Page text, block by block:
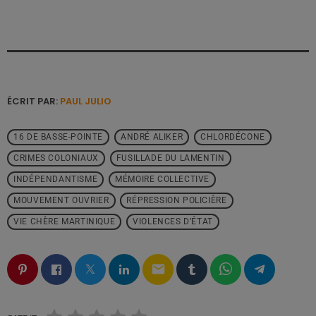
ÉCRIT PAR: PAUL JULIO
16 DE BASSE-POINTE ANDRÉ ALIKER CHLORDÉCONE
CRIMES COLONIAUX FUSILLADE DU LAMENTIN
INDÉPENDANTISME MÉMOIRE COLLECTIVE
MOUVEMENT OUVRIER RÉPRESSION POLICIÈRE
VIE CHÈRE MARTINIQUE VIOLENCES D’ÉTAT
email